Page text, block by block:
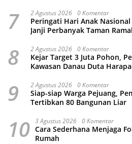
7 2 Agustus 2026 0 Komentar
Peringati Hari Anak
Janji Perbanyak Taman
8 2 Agustus 2026 0 Komentar
Kejar Target 3 Juta Pohon,
Kawasan Danau Duta
9 2 Agustus 2026 0 Komentar
Siap-siap Warga Pejuang,
Tertibkan 80 Bangunan Liar
10 3 Agustus 2026 0 Komentar
Cara Sederhana Menjaga
Rumah